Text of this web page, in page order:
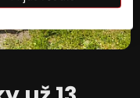
vzťahujú výlučne na
IAB)